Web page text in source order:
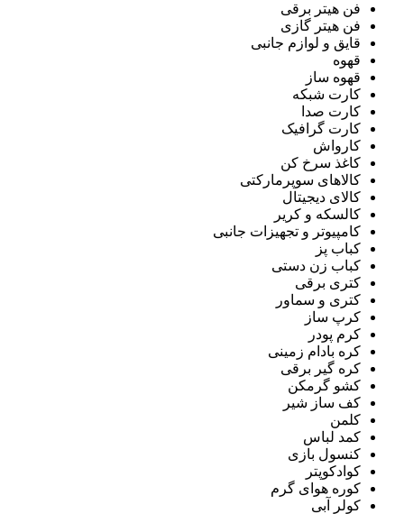
فن هیتر برقی
فن هیتر گازی
قایق و لوازم جانبی
قهوه
قهوه ساز
کارت شبکه
کارت صدا
کارت گرافیک
کارواش
کاغذ سرخ کن
کالاهای سوپرمارکتی
کالای دیجیتال
کالسکه و کریر
کامپیوتر و تجهیزات جانبی
کباب پز
کباب زن دستی
کتری برقی
کتری و سماور
کرپ ساز
کرم پودر
کره بادام زمینی
کره گیر برقی
کشو گرمکن
کف ساز شیر
کلمن
کمد لباس
کنسول بازی
کوادکوپتر
کوره هوای گرم
کولر آبی